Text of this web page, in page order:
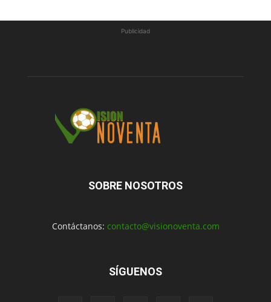
Publicidad
SOBRE NOSOTROS
Contáctanos: contacto@visionoventa.com
SÍGUENOS